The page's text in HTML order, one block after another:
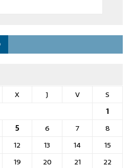
X J V
S
1
5 6 7
8
12 13 14
15
19 20 21
22